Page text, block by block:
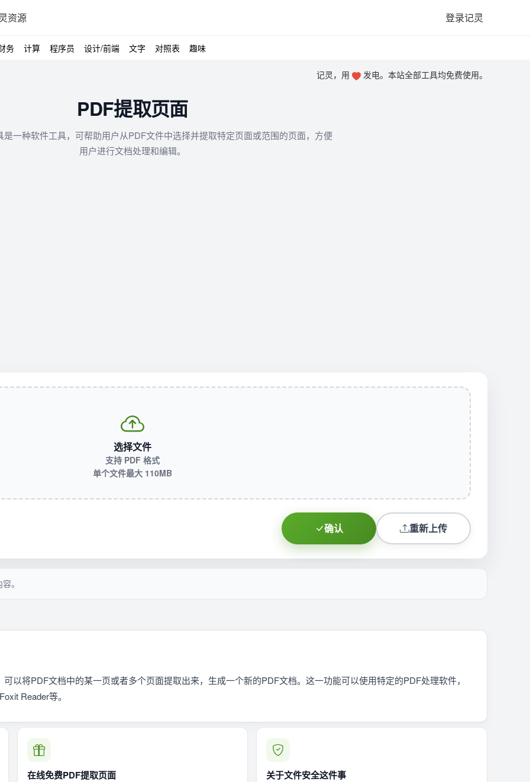
资源 登录记灵
务 计算 程序员 设计/前端 文字 对照表 趣味
记灵，用 发电。本站全部工具均免费使用。
PDF提取页面
是一种软件工具，可帮助用户从PDF文件中选择并提取特定页面或范围的页面，方便
用户进行文档处理和编辑。
选择文件
支持 PDF 格式
单个文件最大 110MB
确认 重新上传
。
以将PDF文档中的某一页或者多个页面提取出来，生成一个新的PDF文档。这一功能可以使用特定的PDF处理软件，
Reader等。
在线免费PDF提取页面 关于文件安全这件事